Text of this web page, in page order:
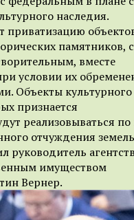
наследия.
приватизацию
памятников,
вместе
условии их
Объекты культурного
признается
реализовываться
отчуждения
руководитель
имуществом
Вернер.